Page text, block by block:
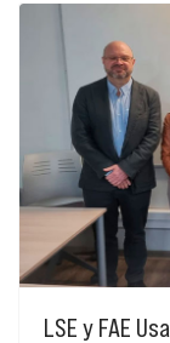
LSE y FAE